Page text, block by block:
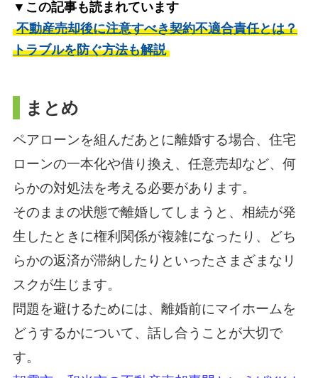
▼この記事も読まれています
不動産売却後に注意すべき契約不適合責任とは？
トラブルを防ぐ方法も解説
まとめ
ペアローンを組んだあとに離婚する場合、住宅
ローンの一本化や借り換え、任意売却など、何
らかの対処法を考える必要があります。
そのままの状態で離婚してしまうと、相続が発
生したときに権利関係が複雑になったり、どち
らかの返済が滞納したりといったさまざまなリ
スクが生じます。
問題を避けるためには、離婚前にマイホームを
どうするかについて、話し合うことが大切で
す。